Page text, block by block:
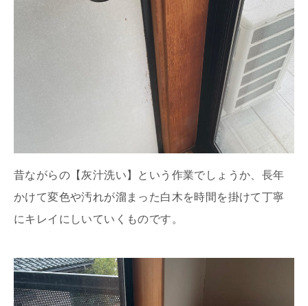
昔ながらの【灰汁洗い】という作業でしょうか、長年
かけて変色や汚れが溜まった白木を時間を掛けて丁寧
にキレイにしいていくものです。